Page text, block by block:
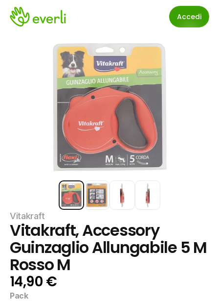
Accedi
Vitakraft
Vitakraft, Accessory
Guinzaglio Allungabile 5 M
Rosso M
14,90 €
Pack